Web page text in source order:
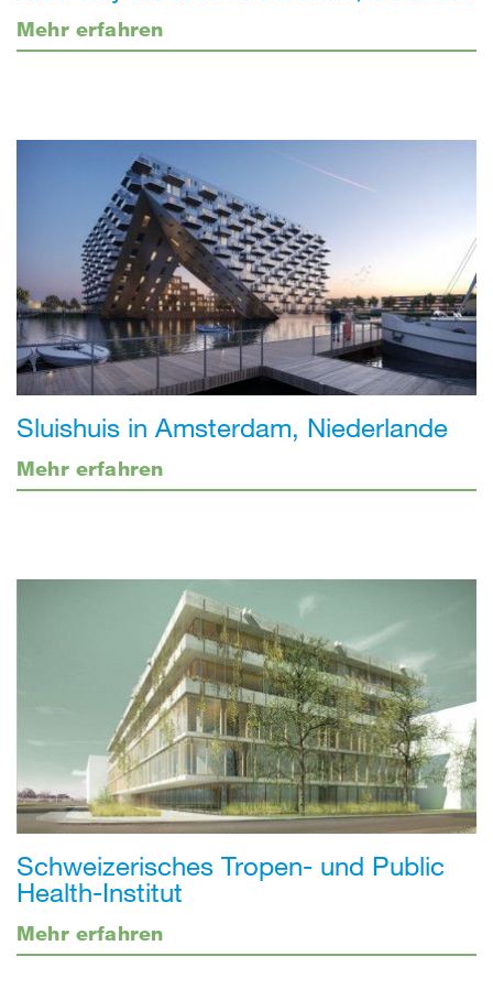
Mehr erfahren
Sluishuis in Amsterdam, Niederlande
Mehr erfahren
Schweizerisches Tropen- und Public
Health-Institut
Mehr erfahren